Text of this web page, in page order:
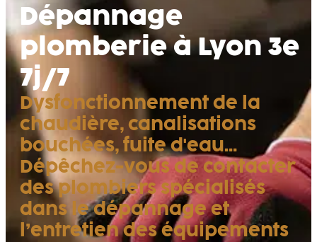
Dépannage
plomberie à Lyon 3e
7j/7
Dysfonctionnement de la
chaudière, canalisations
bouchées, fuite d'eau…
Dépêchez-vous de contacter
des plombiers spécialisés
dans le dépannage et
l’entretien des équipements